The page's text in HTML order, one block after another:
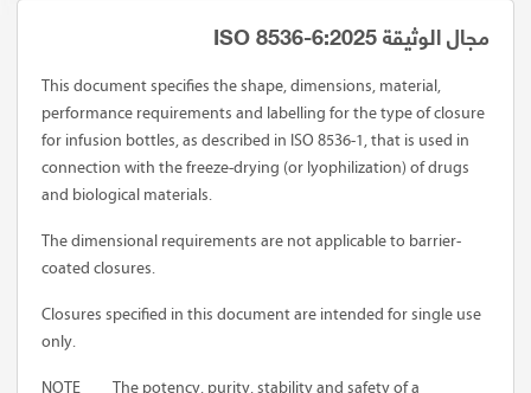
مجال الوثيقة ISO 8536-6:2025
This document specifies the shape, dimensions, material,
performance requirements and labelling for the type of closure
for infusion bottles, as described in ISO 8536-1, that is used in
connection with the freeze-drying (or lyophilization) of drugs
and biological materials.
The dimensional requirements are not applicable to barrier-
coated closures.
Closures specified in this document are intended for single use
only.
NOTE
The potency, purity, stability and safety of a